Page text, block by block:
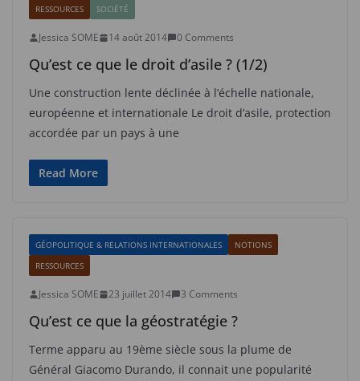
RESSOURCES
SOCIÉTÉ
Jessica SOME 14 août 2014 0 Comments
Qu’est ce que le droit d’asile ? (1/2)
Une construction lente déclinée à l’échelle nationale,
européenne et internationale Le droit d’asile, protection
accordée par un pays à une
Read More
GÉOPOLITIQUE & RELATIONS INTERNATIONALES
NOTIONS
RESSOURCES
Jessica SOME 23 juillet 2014 3 Comments
Qu’est ce que la géostratégie ?
Terme apparu au 19ème siècle sous la plume de
Général Giacomo Durando, il connait une popularité